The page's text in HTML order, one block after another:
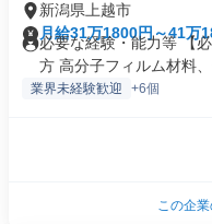
新潟県上越市
月給31万1800円～41万
必要な経験・能力等 【
方 高分子フィルム材料、
業界未経験歓迎 +6個
この企